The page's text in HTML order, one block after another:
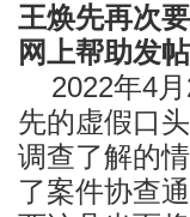
王焕先再次
网上帮助发
2022年4月
先的虚假口
调查了解的
了案件协查